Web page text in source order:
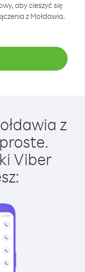
aby cieszyć się
z Mołdawia.
z
Viber